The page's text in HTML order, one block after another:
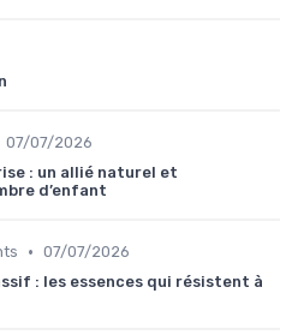
07/07/2026
: un allié naturel et
d’enfant
• 07/07/2026
: les essences qui résistent à